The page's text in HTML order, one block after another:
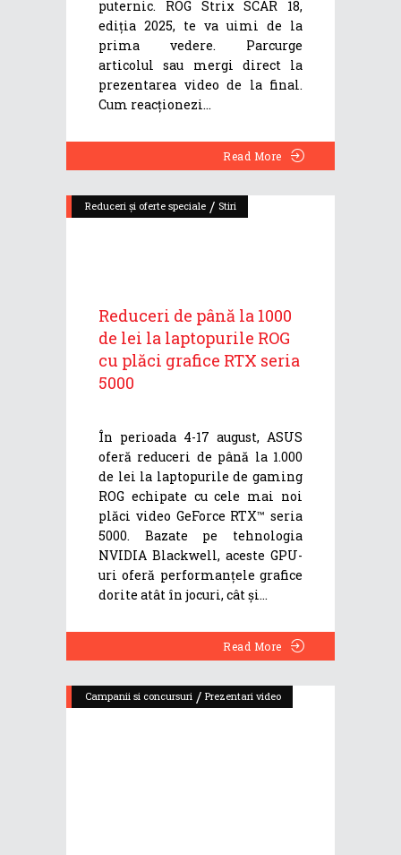
puternic. ROG Strix SCAR 18,
ediția 2025, te va uimi de la
prima vedere. Parcurge
articolul sau mergi direct la
prezentarea video de la final.
Cum reacționezi
Read More
Reduceri și oferte speciale / Stiri
Reduceri de până la 1000
de lei la laptopurile ROG
cu plăci grafice RTX seria
5000
În perioada 4-17 august, ASUS
oferă reduceri de până la 1.000
de lei la laptopurile de gaming
ROG echipate cu cele mai noi
plăci video GeForce RTX™ seria
5000. Bazate pe tehnologia
NVIDIA Blackwell, aceste GPU-
uri oferă performanțele grafice
dorite atât în jocuri, cât și
Read More
Campanii si concursuri / Prezentari video